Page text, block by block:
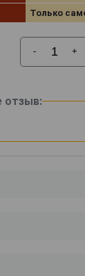
Только
- +
отзыв: